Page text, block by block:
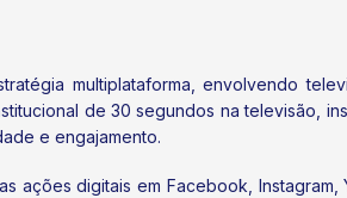
multiplataforma, envolvendo
de 30 segundos na televisão,
e engajamento.
ações digitais em Facebook, Instagram,